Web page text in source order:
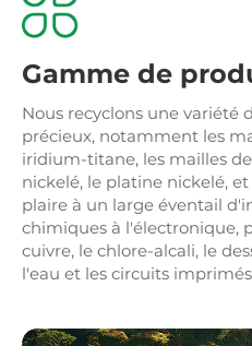
Gamme de
Nous recyclons une variété
précieux, notamment les
iridium-titane, les mailles
nickelé, le platine nickelé,
plaire à un large éventail
chimiques à l'électronique,
cuivre, le chlore-alcali, le
l'eau et les circuits